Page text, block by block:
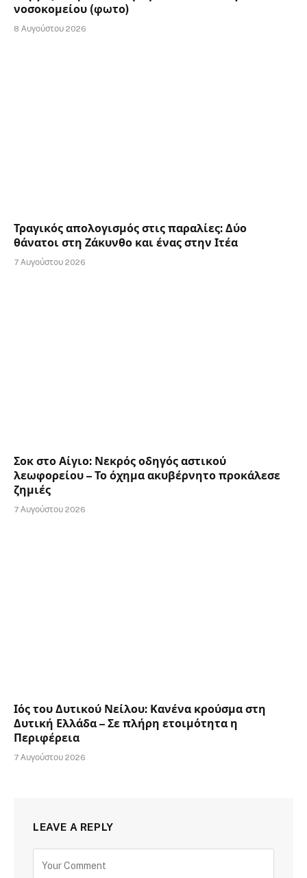
νοσοκομείου (φωτο)
8 Αυγούστου 2026
Τραγικός απολογισμός στις παραλίες: Δύο
θάνατοι στη Ζάκυνθο και ένας στην Ιτέα
7 Αυγούστου 2026
Σοκ στο Αίγιο: Νεκρός οδηγός αστικού
λεωφορείου – Το όχημα ακυβέρνητο προκάλεσε
ζημιές
7 Αυγούστου 2026
Ιός του Δυτικού Νείλου: Κανένα κρούσμα στη
Δυτική Ελλάδα – Σε πλήρη ετοιμότητα η
Περιφέρεια
7 Αυγούστου 2026
LEAVE A REPLY